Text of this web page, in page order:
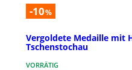
-10%
Vergoldete Medaille mit
Tschenstochau
VORRÄTIG